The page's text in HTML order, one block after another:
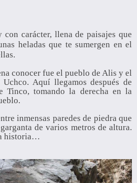
carácter, llena de paisajes que
heladas que te sumergen en el
conocer fue el pueblo de Alis y el
Uchco. Aquí llegamos después de
Tinco, tomando la derecha en la
inmensas paredes de piedra que
de varios metros de altura.
historia…